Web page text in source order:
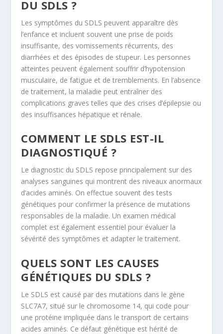
DU SDLS ?
Les symptômes du SDLS peuvent apparaître dès
l’enfance et incluent souvent une prise de poids
insuffisante, des vomissements récurrents, des
diarrhées et des épisodes de stupeur. Les personnes
atteintes peuvent également souffrir d’hypotension
musculaire, de fatigue et de tremblements. En l’absence
de traitement, la maladie peut entraîner des
complications graves telles que des crises d’épilepsie ou
des insuffisances hépatique et rénale.
COMMENT LE SDLS EST-IL
DIAGNOSTIQUÉ ?
Le diagnostic du SDLS repose principalement sur des
analyses sanguines qui montrent des niveaux anormaux
d’acides aminés. On effectue souvent des tests
génétiques pour confirmer la présence de mutations
responsables de la maladie. Un examen médical
complet est également essentiel pour évaluer la
sévérité des symptômes et adapter le traitement.
QUELS SONT LES CAUSES
GÉNÉTIQUES DU SDLS ?
Le SDLS est causé par des mutations dans le gène
SLC7A7, situé sur le chromosome 14, qui code pour
une protéine impliquée dans le transport de certains
acides aminés. Ce défaut génétique est hérité de